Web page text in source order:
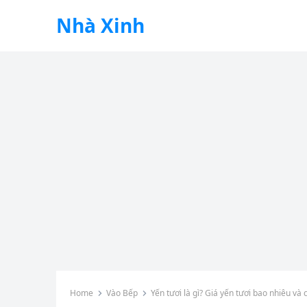
Nhà Xinh
Home Vào Bếp Yến tươi là gì? Giá yến tươi bao nhiêu và